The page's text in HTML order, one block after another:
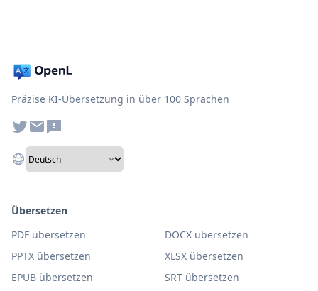
Präzise KI-Übersetzung in über 100 Sprachen
Übersetzen
PDF übersetzen
DOCX übersetzen
PPTX übersetzen
XLSX übersetzen
EPUB übersetzen
SRT übersetzen